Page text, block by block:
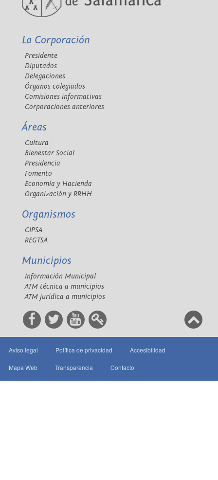
La Corporación
Presidente
Diputados
Delegaciones
Órganos colegiados
Comisiones informativas
Corporaciones anteriores
Áreas
Cultura
Bienestar Social
Presidencia
Fomento
Economía y Hacienda
Organización y RRHH
Organismos
CIPSA
REGTSA
Municipios
Información Municipal
ATM técnica a municipios
ATM jurídica a municipios
Aviso legal Política de privacidad Accesibilidad
Mapa Web Transparencia Contacto